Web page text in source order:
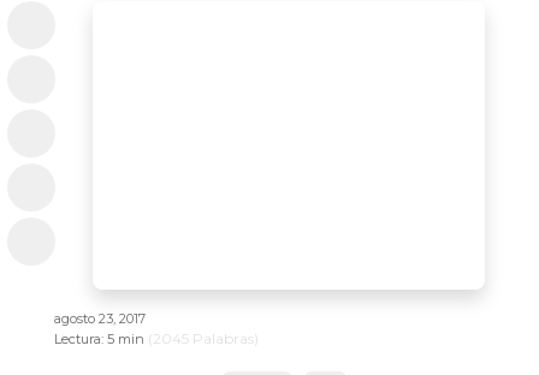
agosto 23, 2017
Lectura: 5 min ( 2045 Palabras)